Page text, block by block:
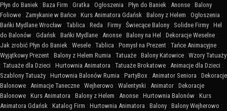
Płyn do Baniek : Baza Firm : Gratka : Ogłoszenia : Płyn do Baniek : Anonse : Balony
Foliowe : Zamykanie w Bańce : Kurs Animatora Gdańsk : Balony z Helem : Ogłoszenia :
Bańki Mydlane Wrocław : Tablica : Reda : Firmy : Świecące Balony : Solidne Firmy : Hel
do Balonów : Gdańsk : Bańki Mydlane : Anonse : Balony na Hel : Dekoracje Weselne :
Jak zrobić Płyn do Baniek : Wesele : Tablica : Pomysł na Prezent : Tańce Animacyjne :
Wyjątkowy Prezent : Balony z Helem Rumia : Tatuaże : Balony Katowice : Wzory Tatuaży
: Tatuaże dla Dzieci : Hurtownia Animatora : Tatuaże Brokatowe : Animacje dla Dzieci :
Szablony Tatuaży : Hurtownia Balonów Rumia : PartyBox : Animator Seniora : Dekoracje
Balonowe : Animacje Taneczne : Wejherowo : Walentynki : Animator : Dekoracje
Balonowe : Kurs Animatora : Balony z Helem : Anonse : Hurtownia Balonów : Kurs
Animatora Gdańsk : Katalog Firm : Hurtownia Animatora : Balony : Balony Wejherowo :